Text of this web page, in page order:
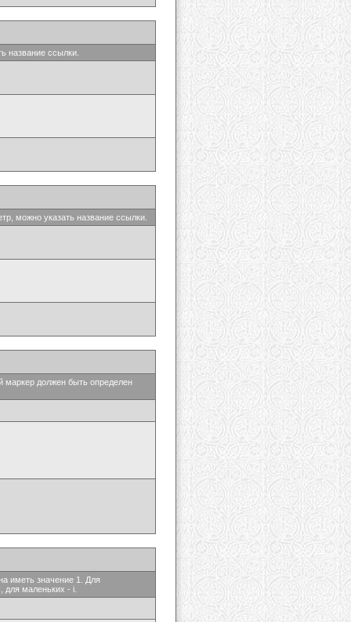
название ссылки.
можно указать название ссылки.
маркер должен быть определен
иметь значение 1. Для
маленьких - i.